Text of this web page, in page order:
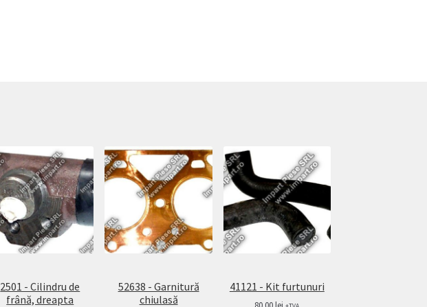
2501 - Cilindru de
frână, dreapta
52638 - Garnitură
chiulasă
41121 - Kit furtunuri